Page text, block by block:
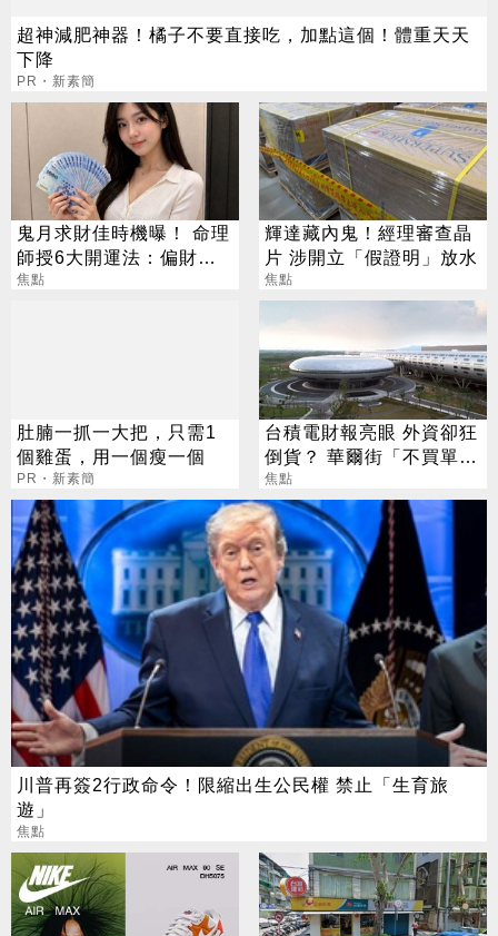
超神減肥神器！橘子不要直接吃，加點這個！體重天天
下降
PR・新素簡
鬼月求財佳時機曝！ 命理
師授6大開運法：偏財
「用想的」就行
焦點
輝達藏內鬼！經理審查晶
片 涉開立「假證明」放水
焦點
肚腩一抓一大把，只需1
個雞蛋，用一個瘦一個
PR・新素簡
台積電財報亮眼 外資卻狂
倒貨？ 華爾街「不買單」
背後原因曝光
焦點
川普再簽2行政命令！限縮出生公民權 禁止「生育旅
遊」
焦點